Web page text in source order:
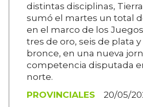
distintas disciplinas,
sumó el martes un total
en el marco de los Juegos
tres de oro, seis de plata
bronce, en una nueva
competencia disputada
norte.
PROVINCIALES
20/05/